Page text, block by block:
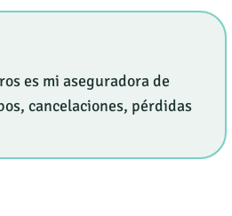
es mi aseguradora de
cancelaciones, pérdidas